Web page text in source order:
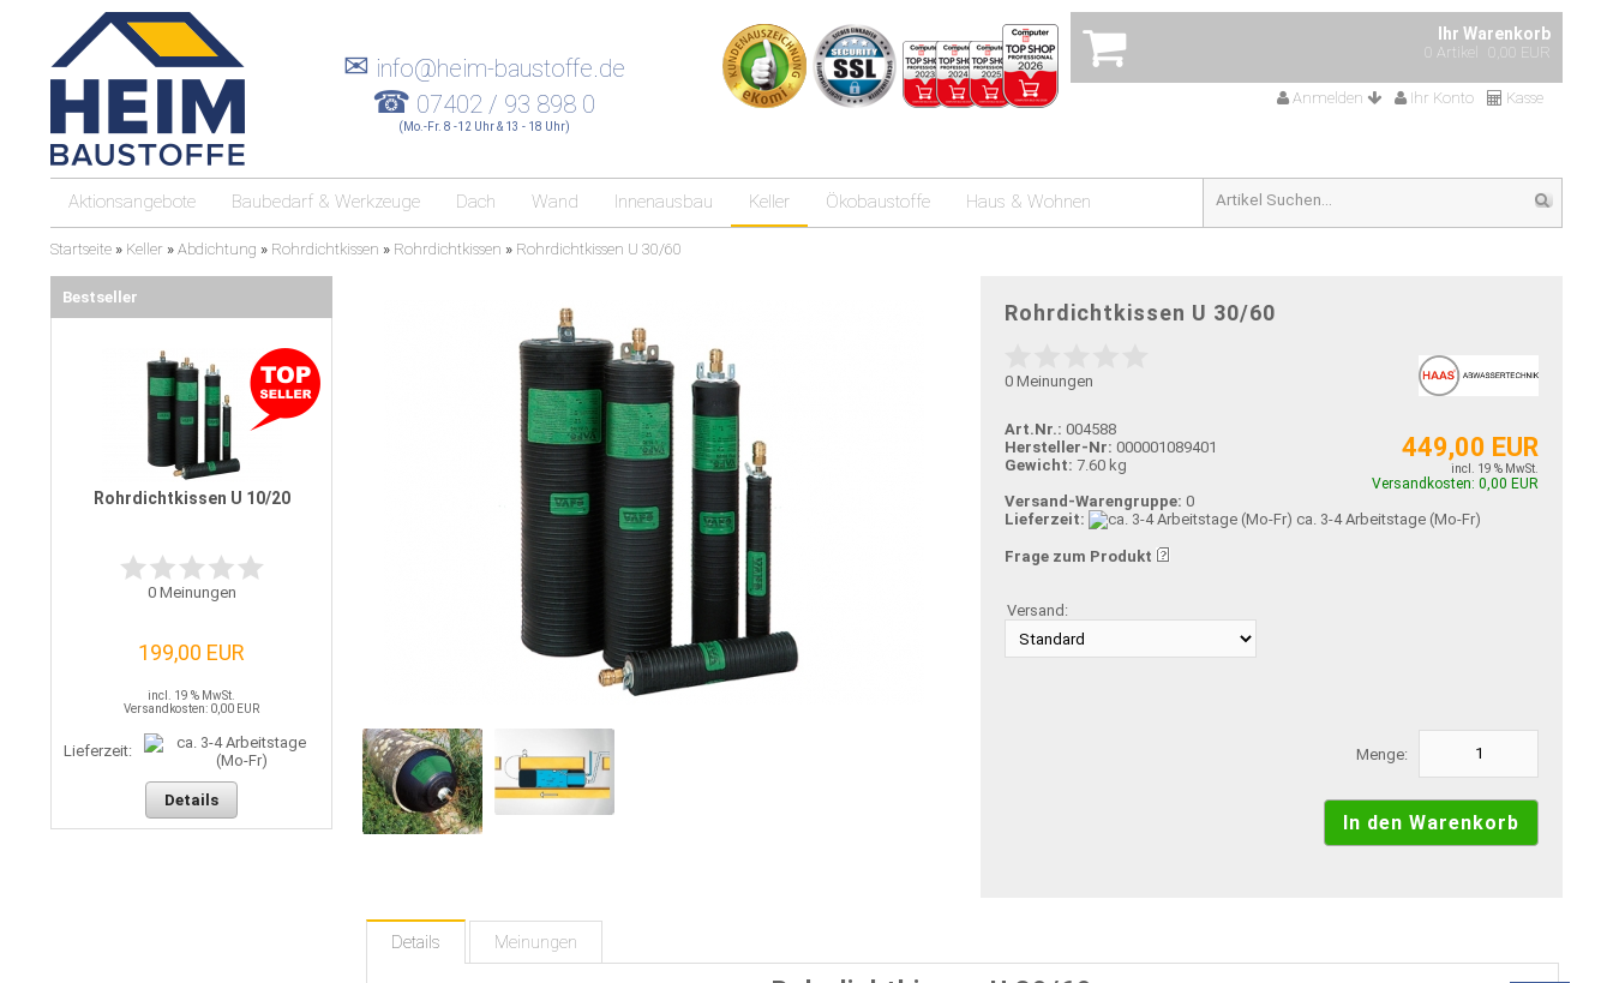
Ihr Warenkorb
0 Artikel 0,00 EUR
Anmelden Ihr Konto Kasse
✉ info@heim-baustoffe.de
☎ 07402 / 93 898 0
(Mo.-Fr. 8 -12 Uhr & 13 - 18 Uhr)
Aktionsangebote Baubedarf & Werkzeuge Dach Wand Innenausbau Keller Ökobaustoffe Haus & Wohnen
Startseite » Keller » Abdichtung » Rohrdichtkissen » Rohrdichtkissen » Rohrdichtkissen U 30/60
Rohrdichtkissen U 30/60
0 Meinungen
449,00 EUR
incl. 19 % MwSt.
Versandkosten: 0,00 EUR
Art.Nr.: 004588
Hersteller-Nr: 000001089401
Gewicht: 7.60 kg
Versand-Warengruppe: 0
Lieferzeit:
ca. 3-4 Arbeitstage (Mo-Fr)
Frage zum Produkt
Versand:
Menge:
Details Meinungen
Bestseller
Rohrdichtkissen U 10/20
0Meinungen
199,00 EUR
incl. 19 % MwSt.
Versandkosten: 0,00 EUR
Lieferzeit:
Details